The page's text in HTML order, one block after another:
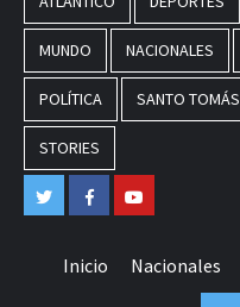
MUNDO NACIONALES
POLÍTICA SANTO TOMÁS
STORIES
TwitterFacebook
Inicio Nacionales